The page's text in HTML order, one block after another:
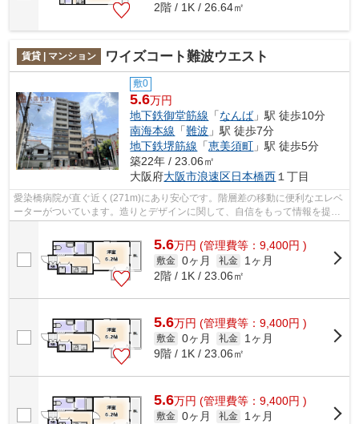
2階 / 1K / 26.64㎡
賃貸 | マンション ワイズコート難波ウエスト
敷0
5.6万円
地下鉄御堂筋線 「なんば」駅 徒歩10分
南海本線 「難波 」駅 徒歩7分
地下鉄堺筋線 「恵美須町 」駅 徒歩5分
築22年 / 23.06㎡
大阪府大阪市浪速区日本橋西１丁目
愛染橋病院が直ぐ近く(271m)にあり安心です。階層差の移動に便利なエレベ
ーターがついています。造りとデザインに関して、自信をもって情報を提供
5.6万円 (管理費等：9,400円 )
敷金 0ヶ月 礼金
1ヶ月
2階 / 1K / 23.06㎡
5.6万円 (管理費等：9,400円 )
敷金 0ヶ月 礼金
1ヶ月
9階 / 1K / 23.06㎡
5.6万円 (管理費等：9,400円 )
敷金 0ヶ月 礼金
1ヶ月